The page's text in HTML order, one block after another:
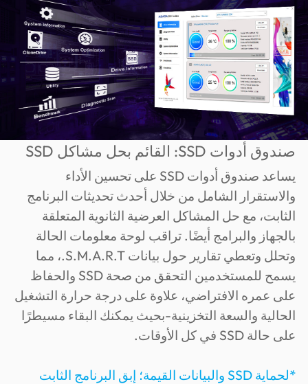
صندوق أدوات SSD: القائم بحل مشاكل SSD
يساعد صندوق أدوات SSD على تحسين الأداء
والاستقرار الشامل من خلال أحدث تحديثات البرنامج
الثابت، مع حل المشاكل العرضية الثانوية المتعلقة
بالجهاز والبرامج أيضًا. تراقب لوحة معلومات الحالة
وتحلل وتعطي تقارير حول بيانات S.M.A.R.T.، مما
يسمح للمستخدمين التحقق من صحة SSD والحفاظ
على عمره الافتراضي، علاوة على درجة حرارة التشغيل
الحالية والسعة التخزينية-بحيث يمكنك البقاء مسيطرًا
على حالة SSD في كل الأوقات.
*لحماية SSD والبيانات القيمة؛ إبق البرنامج الثابت